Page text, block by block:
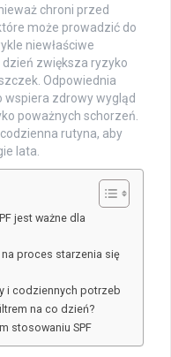
chroni przed
może prowadzić do
niewłaściwe
dzień zwiększa ryzyko
Odpowiednia
wspiera zdrowy wygląd
poważnych schorzeń.
rutyna, aby
lata.
jest ważne dla
proces starzenia się
i codziennych potrzeb
na co dzień?
stosowaniu SPF